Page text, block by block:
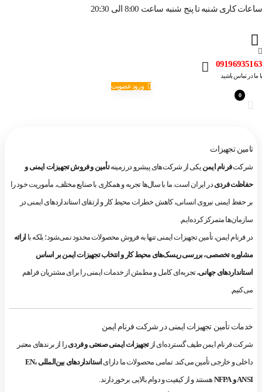
ساعات کاری شنبه تا پنج شنبه ساعت 8:00 الی 20:30
09196935163
با ما در تماس باشید
ورود عضویت
0
تامین تجهیزات
شرکتفرنام ایمن یکی از شرکت‌های پیشرو در زمینهتأمین و فروش تجهیزات ایمنی و
حفاظت فردی در ایران است. ما با سال‌ها تجربه و همکاری با صنایع مختلف، مأموریت خود را
بر حفظ ایمنی نیروی انسانی، کاهش خطرات محیط کار و ارتقای استانداردهای ایمنی در
سازمان‌ها متمرکز کرده‌ایم.
در فرنام ایمن، تأمین تجهیزات ایمنی تنها به فروش محصولات محدود نمی‌شود؛ بلکه با ارائه
مشاوره تخصصی، بررسی ریسک‌های محیط کار و انتخاب تجهیزات ایمن بر اساس
استانداردهای جهانی، تجربه‌ای کامل و مطمئن از خدمات ایمنی را برای مشتریان فراهم
می‌کنیم.
خدمات تأمین تجهیزات ایمنی در شرکت فرنام ایمن
شرکت فرنام ایمن طیف گسترده‌ای ازتجهیزات ایمنی صنعتی و فردیرا از برندهای معتبر
داخلی و خارجی تأمین می‌کند. تمامی محصولات ما دارای
استانداردهای بین‌المللی EN،
ANSI و NFPA
هستند و از کیفیت و دوام بالایی برخوردارند.